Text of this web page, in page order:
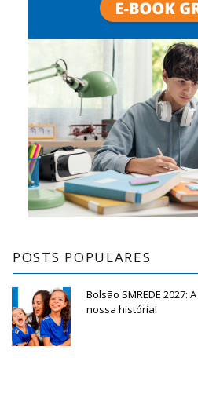
POSTS POPULARES
Bolsão SMREDE 2027:
nossa história!